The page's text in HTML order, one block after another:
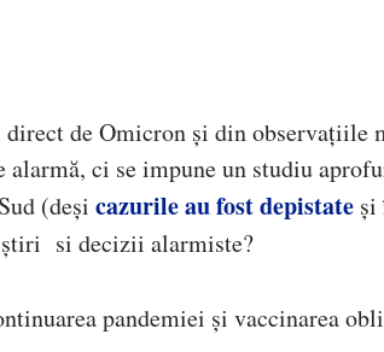
de Omicron și din
alarmă, ci se impune un studiu
(deși cazurile au fost depistate și
știri si decizii alarmiste?
pandemiei și vaccinarea